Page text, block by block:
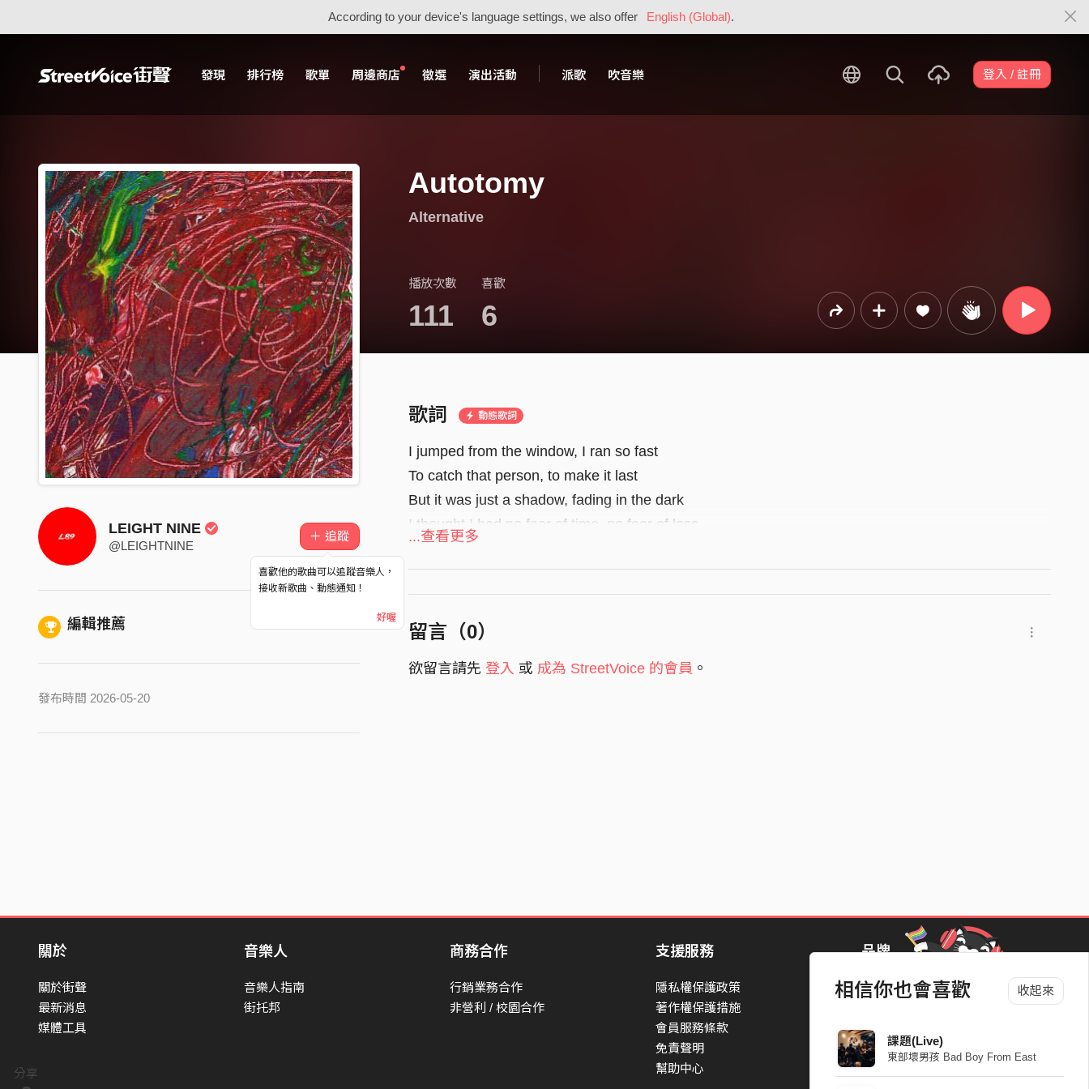
According to your device's language settings, we also offer English (Global).
發現 排行榜 歌單 周邊商店 徵選 演出活動 派歌 吹音樂 登入 / 註冊
分享
相信你也會喜歡 收起來
課題(Live)
東部壞男孩 Bad Boy From East
Autotomy
Alternative
播放次數
111
喜歡
6
LEIGHT NINE
@LEIGHTNINE
＋ 追蹤
喜歡他的歌曲可以追蹤音樂人，
接收新歌曲、動態通知！
好喔
編輯推薦
發布時間 2026-05-20
歌詞 動態歌詞
I jumped from the window, I ran so fast
To catch that person, to make it last
But it was just a shadow, fading in the dark
I thought I had no fear of time, no fear of loss
No fear of time, no fear of loss
...查看更多
留言（0）
欲留言請先 登入 或 成為 StreetVoice 的會員 。
關於
關於街聲
最新消息
媒體工具
音樂人
音樂人指南
街托邦
商務合作
行銷業務合作
非營利 / 校園合作
支援服務
隱私權保護政策
著作權保護措施
會員服務條款
免責聲明
幫助中心
品牌
StreetVoice Awards 街聲音樂獎
Blow 吹音樂
Packer 派歌
SimpleLife 簡單生活節